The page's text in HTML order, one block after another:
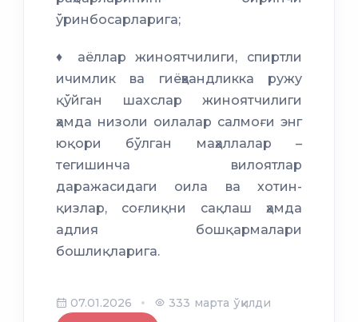
ўринбосарларига;
♦ аёллар жиноятчилиги, спиртли
ичимлик ва гиёҳвандликка ружу
қўйган шахслар жиноятчилиги
ҳамда низоли оилалар салмоғи энг
юқори бўлган маҳаллалар –
тегишинча вилоятлар
даражасидаги оила ва хотин-
қизлар, соғлиқни сақлаш ҳамда
адлия бошқармалари
бошлиқларига.
07.01.2026
333 марта ўқилди